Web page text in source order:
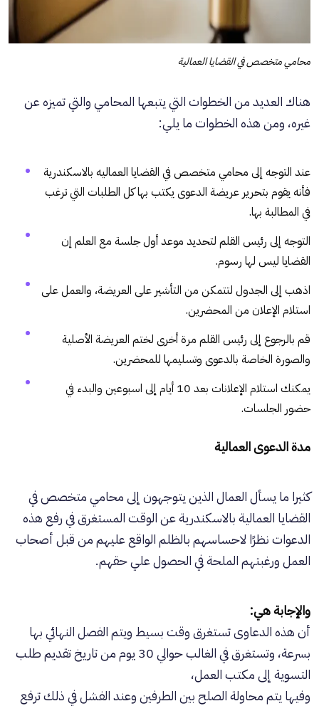
محامي متخصص في القضايا العمالية
هناك العديد من الخطوات التي يتبعها المحامي والتي تميزه عن
غيره، ومن هذه الخطوات ما يلي:
عند التوجه إلى محامي متخصص في القضايا العماليه بالاسكندرية
فأنه يقوم بتحرير عريضة الدعوى يكتب بها كل الطلبات التي ترغب
في المطالبة بها.
التوجه إلى رئيس القلم لتحديد موعد أول جلسة مع العلم إن
القضايا ليس لها رسوم.
اذهب إلى الجدول لتتمكن من التأشير على العريضة، والعمل على
استلام الإعلان من المحضرين.
قم بالرجوع إلى رئيس القلم مرة أخرى لختم العريضة الأصلية
والصورة الخاصة بالدعوى وتسليمها للمحضرين.
يمكنك استلام الإعلانات بعد 10 أيام إلى اسبوعين والبدء في
حضور الجلسات.
مدة الدعوى العمالية
كثيرا ما يسأل العمال الذين يتوجهون إلى محامي متخصص في
القضايا العمالية بالاسكندرية عن الوقت المستغرق في رفع هذه
الدعوات نظرًا لاحساسهم بالظلم الواقع عليهم من قبل أصحاب
العمل ورغبتهم الملحة في الحصول علي حقهم.
والإجابة هي:
أن هذه الدعاوى تستغرق وقت بسيط ويتم الفصل النهائي بها
بسرعة، وتستغرق في الغالب حوالي 30 يوم من تاريخ تقديم طلب
التسوية إلى مكتب العمل،
وفيها يتم محاولة الصلح بين الطرفين وعند الفشل في ذلك ترفع